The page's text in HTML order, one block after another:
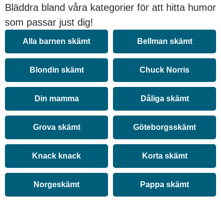
Bläddra bland våra kategorier för att hitta humor
som passar just dig!
Alla barnen skämt Bellman skämt
Blondin skämt Chuck Norris
Din mamma Dåliga skämt
Grova skämt Göteborgsskämt
Knack knack Korta skämt
Norgeskämt Pappa skämt